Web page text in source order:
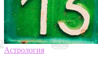
Астрология